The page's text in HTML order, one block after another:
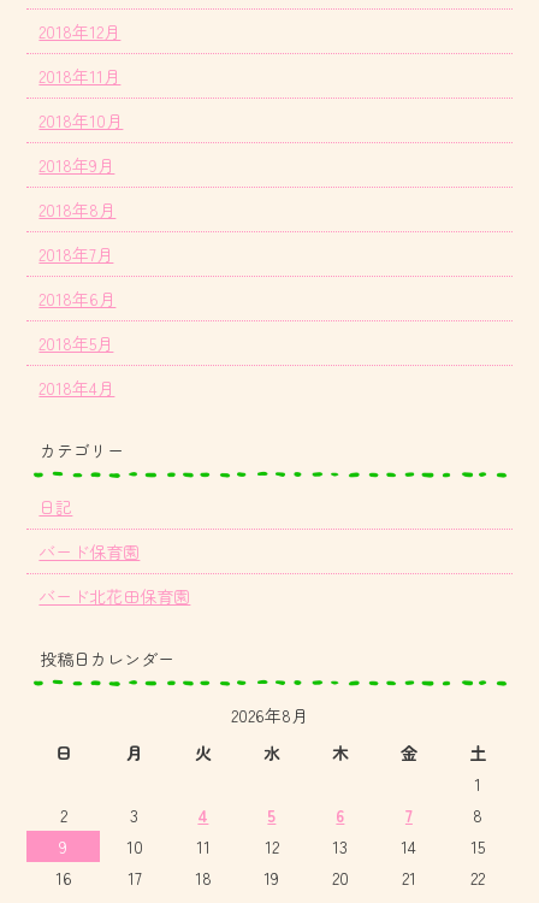
2018年12月
2018年11月
2018年10月
2018年9月
2018年8月
2018年7月
2018年6月
2018年5月
2018年4月
カテゴリー
日記
バード保育園
バード北花田保育園
投稿日カレンダー
2026年8月
日
月 火 水 木 金
土
1
2
3 4 5 6 7
8
9
10 11 12 13 14
15
16
17 18 19 20 21
22